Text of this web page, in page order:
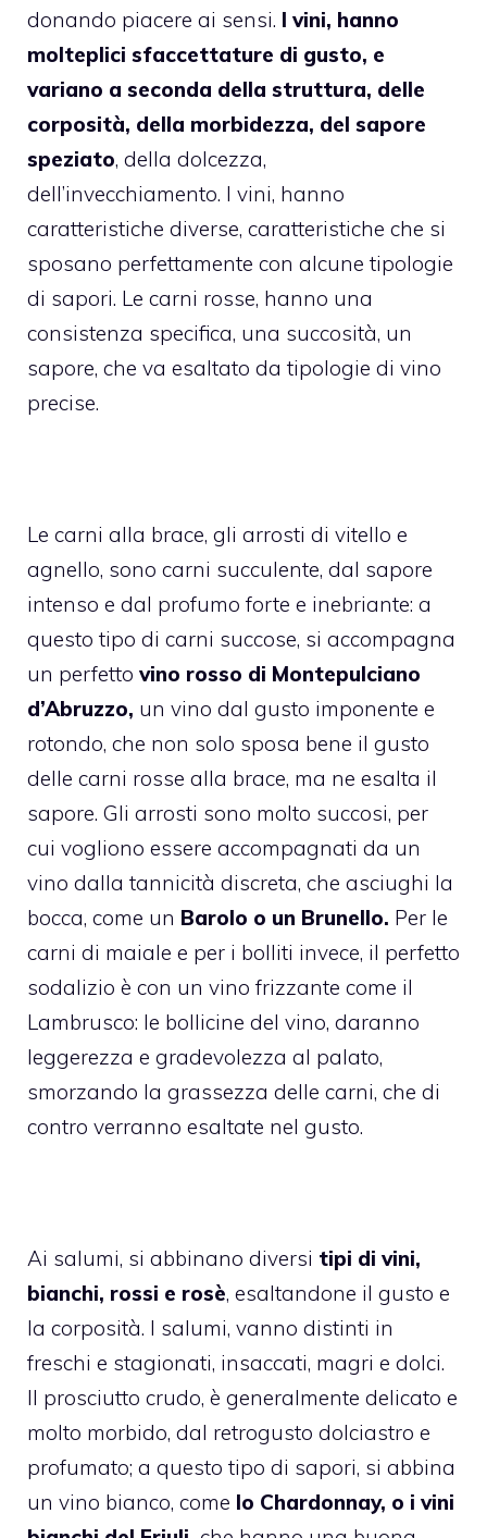
donando piacere ai sensi. I vini, hanno
molteplici sfaccettature di gusto, e
variano a seconda della struttura, delle
corposità, della morbidezza, del sapore
speziato, della dolcezza,
dell’invecchiamento. I vini, hanno
caratteristiche diverse, caratteristiche che si
sposano perfettamente con alcune tipologie
di sapori. Le carni rosse, hanno una
consistenza specifica, una succosità, un
sapore, che va esaltato da tipologie di vino
precise.
Le carni alla brace, gli arrosti di vitello e
agnello, sono carni succulente, dal sapore
intenso e dal profumo forte e inebriante: a
questo tipo di carni succose, si accompagna
un perfetto vino rosso di Montepulciano
d’Abruzzo, un vino dal gusto imponente e
rotondo, che non solo sposa bene il gusto
delle carni rosse alla brace, ma ne esalta il
sapore. Gli arrosti sono molto succosi, per
cui vogliono essere accompagnati da un
vino dalla tannicità discreta, che asciughi la
bocca, come un Barolo o un Brunello. Per le
carni di maiale e per i bolliti invece, il perfetto
sodalizio è con un vino frizzante come il
Lambrusco: le bollicine del vino, daranno
leggerezza e gradevolezza al palato,
smorzando la grassezza delle carni, che di
contro verranno esaltate nel gusto.
Ai salumi, si abbinano diversi tipi di vini,
bianchi, rossi e rosè, esaltandone il gusto e
la corposità. I salumi, vanno distinti in
freschi e stagionati, insaccati, magri e dolci.
Il prosciutto crudo, è generalmente delicato e
molto morbido, dal retrogusto dolciastro e
profumato; a questo tipo di sapori, si abbina
un vino bianco, come lo Chardonnay, o i vini